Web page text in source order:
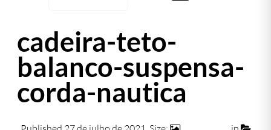
cadeira-teto-
balanco-suspensa-
corda-nautica